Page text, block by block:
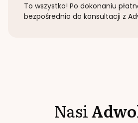
To wszystko! Po dokonaniu
bezpośrednio do konsultacji z
Nasi